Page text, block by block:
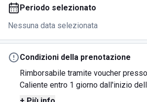
Periodo selezionato
Nessuna data selezionata
Condizioni della prenotazione
Rimborsabile tramite voucher
Caliente entro 1 giorno dall'inizio